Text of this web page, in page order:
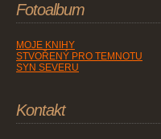
Fotoalbum
MOJE KNIHY
STVOŘENÝ PRO TEMNOTU
SYN SEVERU
Kontakt